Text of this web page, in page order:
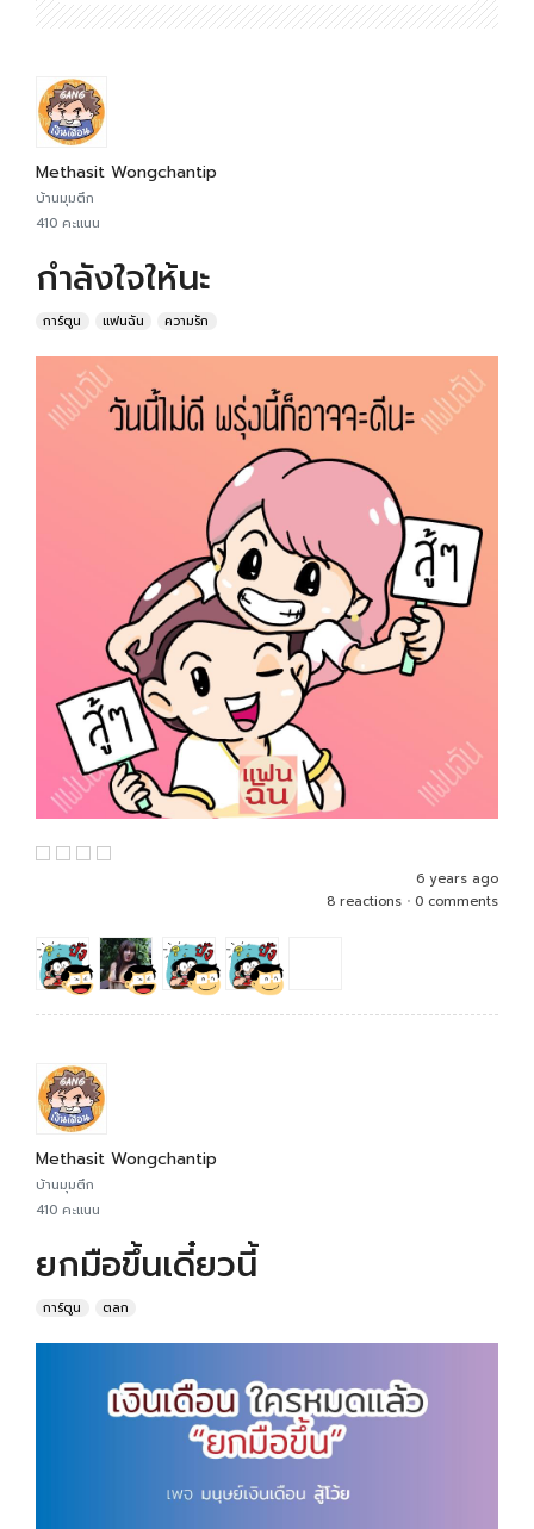
Methasit Wongchantip
บ้านมุมตึก
410 คะแนน
กำลังใจให้นะ
การ์ตูน แฟนฉัน ความรัก
6 years ago
8 reactions • 0 comments
Methasit Wongchantip
บ้านมุมตึก
410 คะแนน
ยกมือขึ้นเดี๋ยวนี้
การ์ตูน ตลก